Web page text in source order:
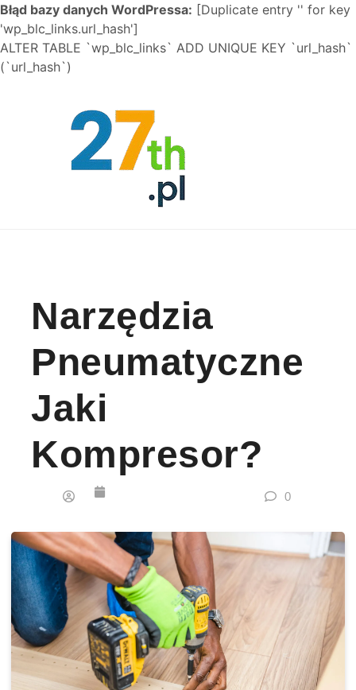
Błąd bazy danych WordPressa: [Duplicate entry '' for key
'wp_blc_links.url_hash']
ALTER TABLE `wp_blc_links` ADD UNIQUE KEY `url_hash`
(`url_hash`)
Narzędzia
Pneumatyczne
Jaki
Kompresor?
0